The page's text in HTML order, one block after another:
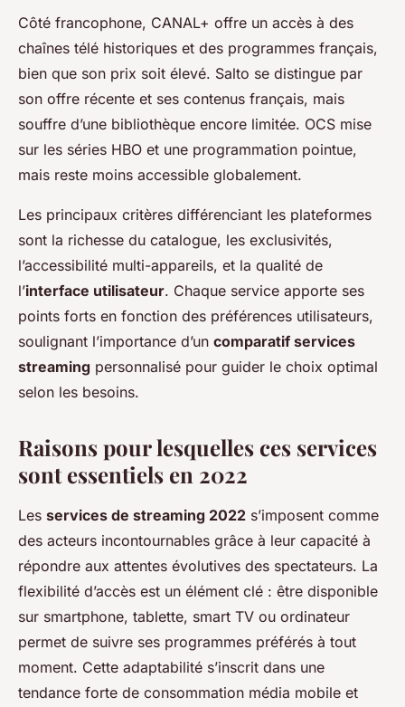
Côté francophone, CANAL+ offre un accès à des
chaînes télé historiques et des programmes français,
bien que son prix soit élevé. Salto se distingue par
son offre récente et ses contenus français, mais
souffre d’une bibliothèque encore limitée. OCS mise
sur les séries HBO et une programmation pointue,
mais reste moins accessible globalement.
Les principaux critères différenciant les plateformes
sont la richesse du catalogue, les exclusivités,
l’accessibilité multi-appareils, et la qualité de
l’interface utilisateur. Chaque service apporte ses
points forts en fonction des préférences utilisateurs,
soulignant l’importance d’un comparatif services
streaming personnalisé pour guider le choix optimal
selon les besoins.
Raisons pour lesquelles ces services
sont essentiels en 2022
Les services de streaming 2022 s’imposent comme
des acteurs incontournables grâce à leur capacité à
répondre aux attentes évolutives des spectateurs. La
flexibilité d’accès est un élément clé : être disponible
sur smartphone, tablette, smart TV ou ordinateur
permet de suivre ses programmes préférés à tout
moment. Cette adaptabilité s’inscrit dans une
tendance forte de consommation média mobile et